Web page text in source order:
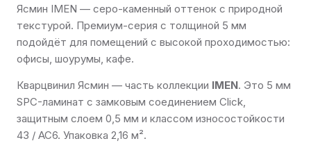
Ясмин IMEN — серо-каменный оттенок с природной
текстурой. Премиум-серия с толщиной 5 мм
подойдёт для помещений с высокой проходимостью:
офисы, шоурумы, кафе.
Кварцвинил Ясмин — часть коллекции IMEN. Это 5 мм
SPC-ламинат с замковым соединением Click,
защитным слоем 0,5 мм и классом износостойкости
43 / AC6. Упаковка 2,16 м².